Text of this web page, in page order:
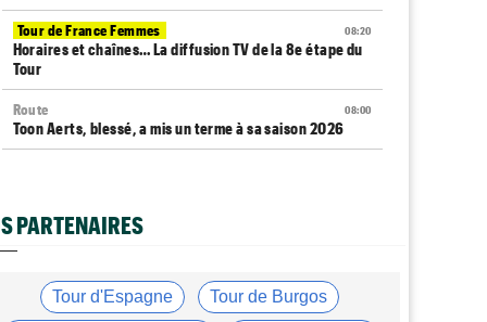
08:20
Tour de France Femmes
Horaires et chaînes… La diffusion TV de la 8e étape du
Tour
08:00
Route
Toon Aerts, blessé, a mis un terme à sa saison 2026
Transfert
Média
PARTENAIRES
Tour d'Espagne Tour de Burgos